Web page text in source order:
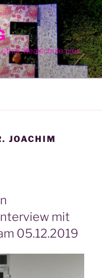
Realschule plus
JOACHIM
mit
05.12.2019